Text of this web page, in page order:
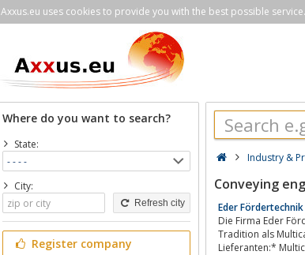
Axxus.eu uses cookies to provide you with the best possible
Where do you want to search?
State:
City:
Refresh city
Register company
Industry &
Conveying
Eder Fördertechnik
Die Firma Eder
Tradition als
Lieferanten:*